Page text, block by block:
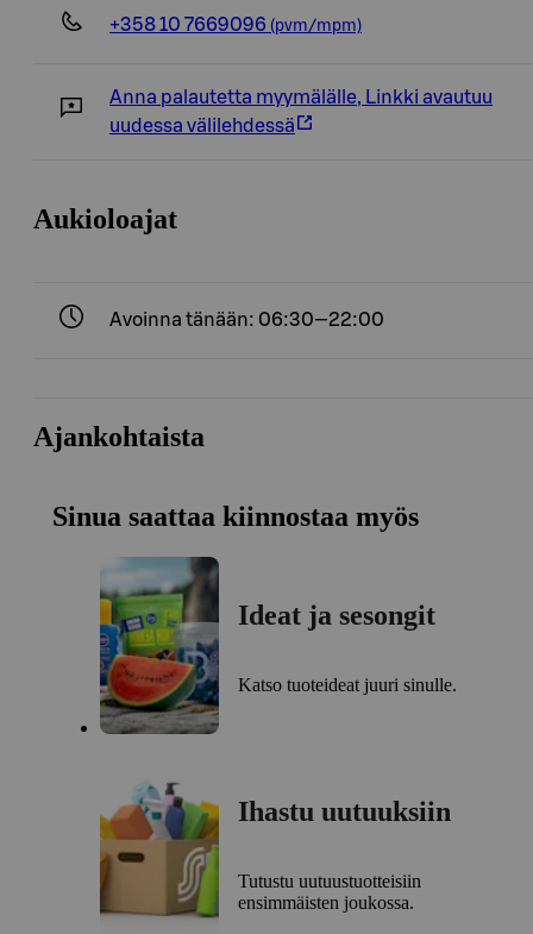
+358 10 7669096 (pvm/mpm)
Anna palautetta myymälälle, Linkki avautuu
uudessa välilehdessä
Aukioloajat
Avoinna tänään: 06:30—22:00
Ajankohtaista
Sinua saattaa kiinnostaa myös
Ideat ja sesongit
Katso tuoteideat juuri sinulle.
Ihastu uutuuksiin
Tutustu uutuustuotteisiin
ensimmäisten joukossa.